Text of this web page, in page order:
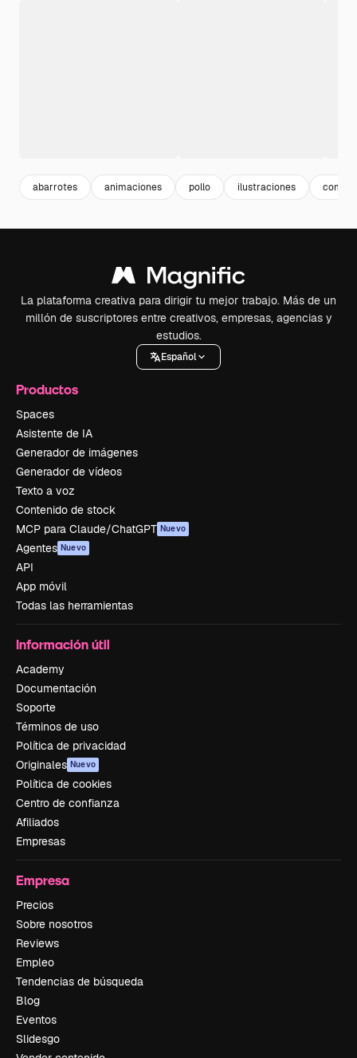
abarrotes animaciones pollo ilustraciones
La plataforma creativa para dirigir tu mejor trabajo. Más de un
millón de suscriptores entre creativos, empresas, agencias y
estudios.
Español
Productos
Spaces
Asistente de IA
Generador de imágenes
Generador de vídeos
Texto a voz
Contenido de stock
MCP para Claude/ChatGPT Nuevo
Agentes Nuevo
API
App móvil
Todas las herramientas
Información útil
Academy
Documentación
Soporte
Términos de uso
Política de privacidad
Originales Nuevo
Política de cookies
Centro de confianza
Afiliados
Empresas
Empresa
Precios
Sobre nosotros
Reviews
Empleo
Tendencias de búsqueda
Blog
Eventos
Slidesgo